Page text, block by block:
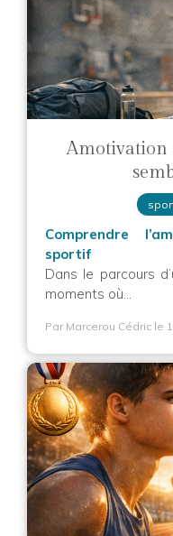
Amotivation
Comprendre
sportif
Dans le parcours
moments où...
Par Marcerou Cédric le